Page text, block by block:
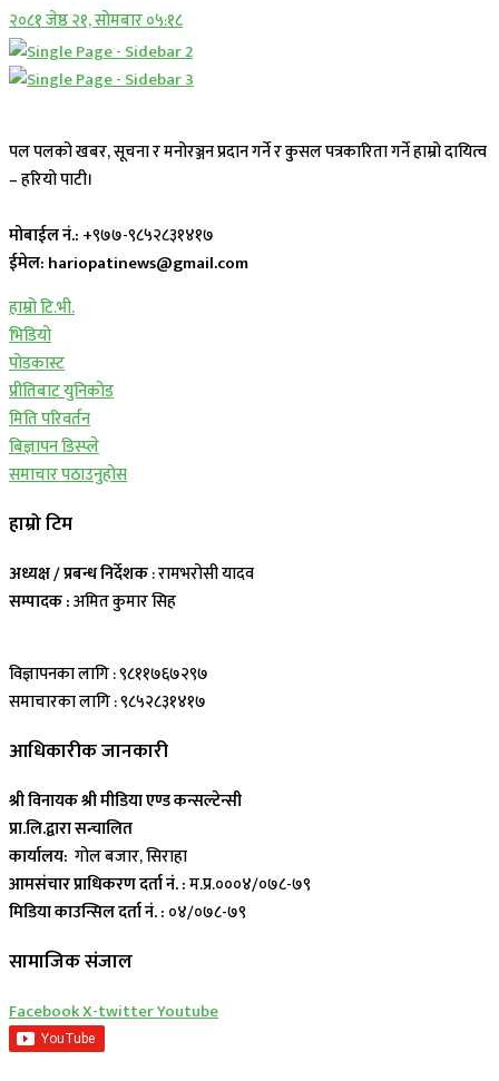
२०८१ जेष्ठ २१, सोमबार ०५:१८
पल पलको खबर, सूचना र मनोरञ्जन प्रदान गर्ने र कुसल पत्रकारिता गर्ने हाम्रो दायित्व
– हरियो पाटी।
मोबाईल नं.: +९७७-९८५२८३१४१७
ईमेल: hariopatinews@gmail.com
हाम्रो टि.भी.
भिडियो
पोडकास्ट
प्रीतिबाट युनिकोड
मिति परिवर्तन
बिज्ञापन डिस्प्ले
समाचार पठाउनुहोस
हाम्रो टिम
अध्यक्ष / प्रबन्ध निर्देशक: रामभरोसी यादव
सम्पादक :अमित कुमार सिह
विज्ञापनका लागि : ९८११७६७२९७
समाचारका लागि : ९८५२८३१४१७
आधिकारीक जानकारी
श्री विनायक श्री मीडिया एण्ड कन्सल्टेन्सी
प्रा.लि.द्वारा सन्चालित
कार्यालय: गोल बजार, सिराहा
आमसंचार प्राधिकरण दर्ता नं. :म.प्र.०००४/०७८-७९
मिडिया काउन्सिल दर्ता नं. : ०४/०७८-७९
सामाजिक संजाल
FacebookX-twitterYoutube